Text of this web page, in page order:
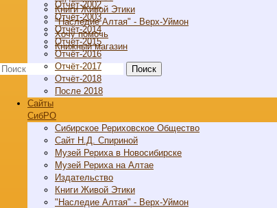
Книги Живой Этики
"Наследие Алтая" - Верх-Уймон
Хочу помочь
Книжный магазин
Поиск
Отчёт-2002
Отчёт-2003
Отчёт-2014
Отчёт-2015
Отчёт-2016
Отчёт-2017
Отчёт-2018
После 2018
Cайты
СибРО
Сибирское Рериховское Общество
Сайт Н.Д. Спириной
Музей Рериха в Новосибирске
Музей Рериха на Алтае
Издательство
Книги Живой Этики
"Наследие Алтая" - Верх-Уймон